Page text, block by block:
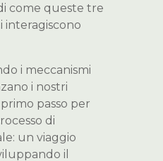
come queste tre
interagiscono
i meccanismi
i nostri
passo per
di
un viaggio
il